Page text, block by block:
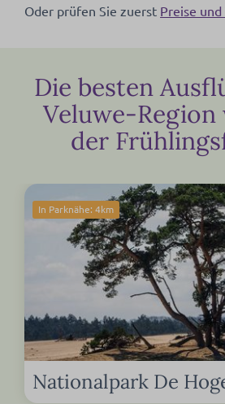
Oder prüfen Sie zuerst Preise
Die besten
Veluwe-Region
der
In Parknähe: 4km
Nationalpark De